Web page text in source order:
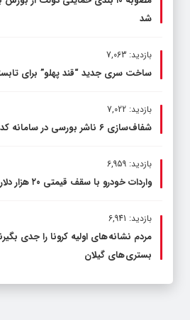
شد
بازدید: 7,063
ساخت سری جدید “قند پهلو” برای تابستان
بازدید: 7,022
شفاف‌سازی ۶ ناشر بورسی در سامانه کدال
بازدید: 6,959
واردات خودرو با سقف قیمتی ۲۰ هزار دلار شدنی است؟
بازدید: 6,941
مردم نشانه های اولیه کرونا را جدی
بستری های گیلان